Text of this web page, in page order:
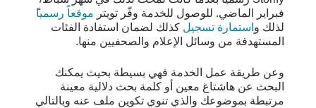
فبراير الماضي. للوصول للخدمة وفّر تويتر موقعاً رسميا
لذلك و استمارة تسجيل كذلك لضمان استفادة الفئات
المستهدفة من وسائل الإعلام والصحفيين منها.
وعن طريقة عمل الخدمة فهي بسيطة بحيث يمكنك
البحث عن هاشتاغ معين أو كلمة بحث دلالية معينة
مرتبطة بموضوعك والذي تنوي تكوين ملف عنه وبالتالي